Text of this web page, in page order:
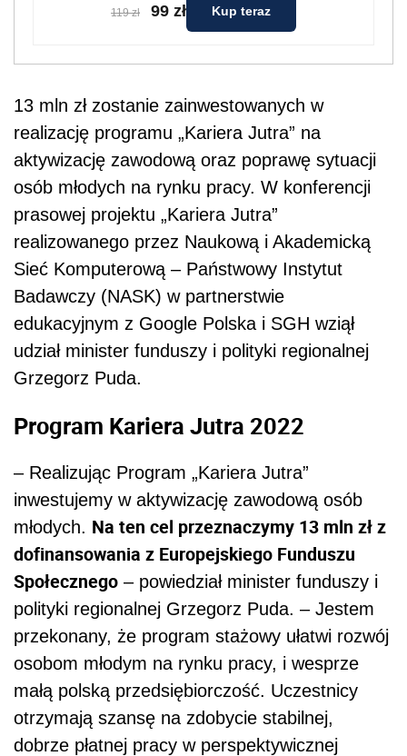
119 zł 99 zł Kup teraz
13 mln zł zostanie zainwestowanych w
realizację programu „Kariera Jutra” na
aktywizację zawodową oraz poprawę sytuacji
osób młodych na rynku pracy. W konferencji
prasowej projektu „Kariera Jutra”
realizowanego przez Naukową i Akademicką
Sieć Komputerową – Państwowy Instytut
Badawczy (NASK) w partnerstwie
edukacyjnym z Google Polska i SGH wziął
udział minister funduszy i polityki regionalnej
Grzegorz Puda.
Program Kariera Jutra 2022
– Realizując Program „Kariera Jutra”
inwestujemy w aktywizację zawodową osób
młodych. Na ten cel przeznaczymy 13 mln zł z
dofinansowania z Europejskiego Funduszu
Społecznego – powiedział minister funduszy i
polityki regionalnej Grzegorz Puda. – Jestem
przekonany, że program stażowy ułatwi rozwój
osobom młodym na rynku pracy, i wesprze
małą polską przedsiębiorczość. Uczestnicy
otrzymają szansę na zdobycie stabilnej,
dobrze płatnej pracy w perspektywicznej